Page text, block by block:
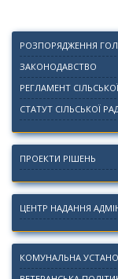
РОЗПОРЯДЖЕННЯ
ЗАКОНОДАВСТВО
РЕГЛАМЕНТ
СТАТУТ СІЛЬСЬКОЇ
ПРОЕКТИ РІШЕНЬ
ЦЕНТР НАДАННЯ
КОМУНАЛЬНА